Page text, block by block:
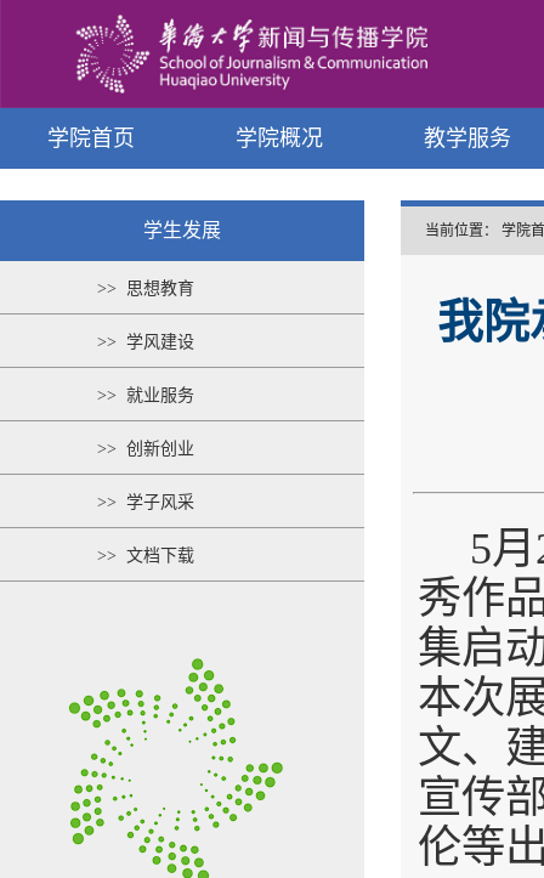
学院首页 学院概况 教学服务
学生发展
>> 思想教育
>> 学风建设
>> 就业服务
>> 创新创业
>> 学子风采
>> 文档下载
当前位置： 学院
我院
5
秀作
集启
本次
文、
宣传
伦等